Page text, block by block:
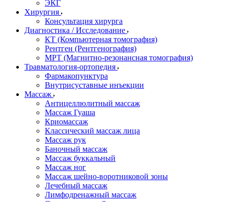
ЭКГ
Хирургия
Консультация хирурга
Диагностика / Исследование
КТ (Компьютерная томография)
Рентген (Рентгенография)
МРТ (Магнитно-резонансная томография)
Травматология-ортопедия
Фармакопунктура
Внутрисуставные инъекции
Массаж
Антицеллюлитный массаж
Массаж Гуаша
Криомассаж
Классический массаж лица
Массаж рук
Баночный массаж
Массаж буккальный
Массаж ног
Массаж шейно-воротниковой зоны
Лечебный массаж
Лимфодренажный массаж